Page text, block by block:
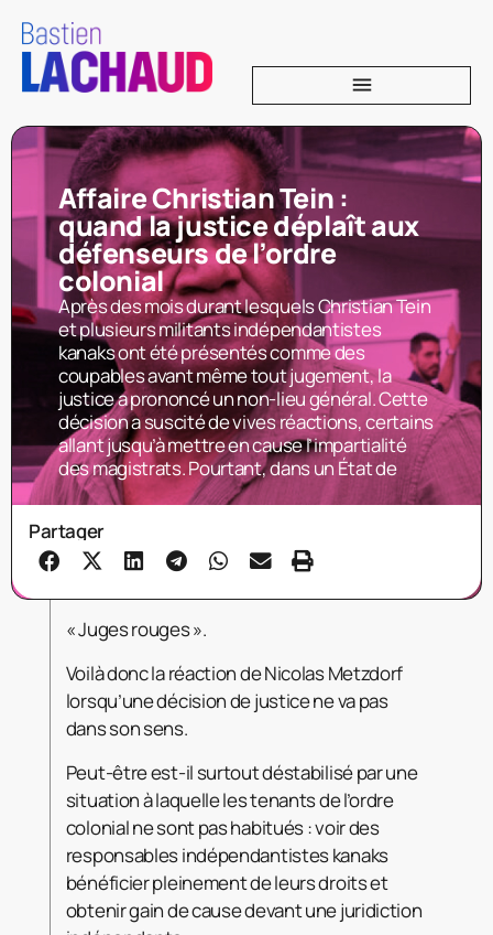
Affaire Christian Tein :
quand la justice déplaît aux
défenseurs de l’ordre
colonial
Après des mois durant lesquels Christian Tein
et plusieurs militants indépendantistes
kanaks ont été présentés comme des
coupables avant même tout jugement, la
justice a prononcé un non-lieu général. Cette
décision a suscité de vives réactions, certains
allant jusqu’à mettre en cause l’impartialité
des magistrats. Pourtant, dans un État de
Partager
« Juges rouges ».
Voilà donc la réaction de Nicolas Metzdorf
lorsqu’une décision de justice ne va pas
dans son sens.
Peut-être est-il surtout déstabilisé par une
situation à laquelle les tenants de l’ordre
colonial ne sont pas habitués : voir des
responsables indépendantistes kanaks
bénéficier pleinement de leurs droits et
obtenir gain de cause devant une juridiction